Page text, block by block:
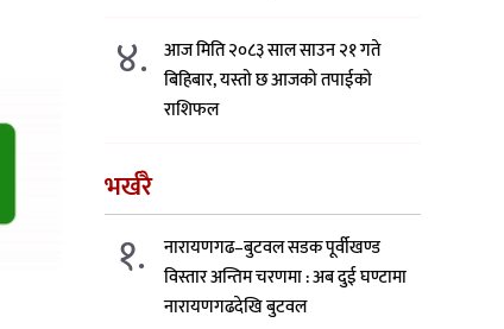
४.
आज मिति २०८३ साल साउन २१ गते
बिहिबार, यस्तो छ आजको तपाईको
राशिफल
भर्खरै
१.
नारायणगढ–बुटवल सडक पूर्वीखण्ड
विस्तार अन्तिम चरणमा : अब दुई घण्टामा
नारायणगढदेखि बुटवल